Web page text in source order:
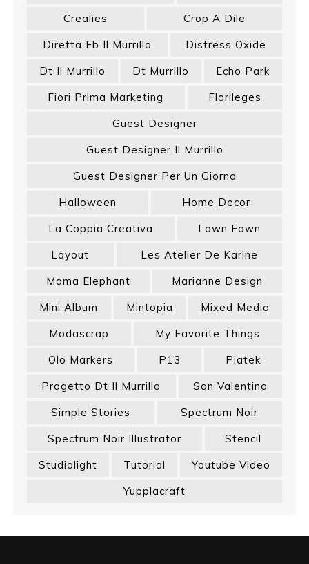
Crealies
Crop A Dile
Diretta Fb Il Murrillo
Distress Oxide
Dt Il Murrillo
Dt Murrillo
Echo Park
Fiori Prima Marketing
Florileges
Guest Designer
Guest Designer Il Murrillo
Guest Designer Per Un Giorno
Halloween
Home Decor
La Coppia Creativa
Lawn Fawn
Layout
Les Atelier De Karine
Mama Elephant
Marianne Design
Mini Album
Mintopia
Mixed Media
Modascrap
My Favorite Things
Olo Markers
P13
Piatek
Progetto Dt Il Murrillo
San Valentino
Simple Stories
Spectrum Noir
Spectrum Noir Illustrator
Stencil
Studiolight
Tutorial
Youtube Video
Yupplacraft